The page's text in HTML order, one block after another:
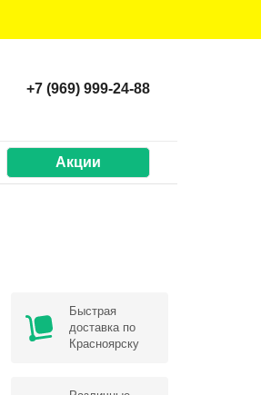
+7 (969) 999-24-88
Акции
Быстрая
доставка по
Красноярску